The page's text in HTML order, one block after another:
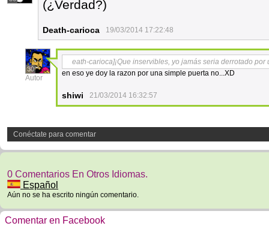
(¿Verdad?)
Death-carioca 19/03/2014 17:22:48
30
Autor
eath-carioca]¡Que inservibles, yo jamás seria derrotado
en eso ye doy la razon por una simple puerta no...XD
shiwi 21/03/2014 16:32:57
Conéctate para comentar
0 Comentarios En Otros Idiomas.
Español
Aún no se ha escrito ningún comentario.
Comentar en Facebook